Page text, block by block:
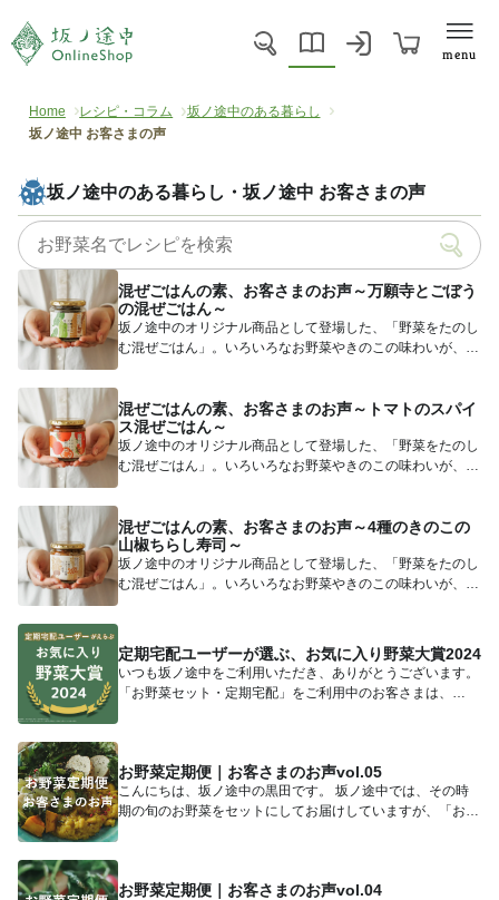
menu
Home レシピ・コラム
坂ノ途中のある暮らし
坂ノ途中 お客さまの声
坂ノ途中のある暮らし・坂ノ途中 お客さまの声
混ぜごはんの素、お客さまのお声～万願寺とごぼう
の混ぜごはん～
坂ノ途中のオリジナル商品として登場した、「野菜をたのし
む混ぜごはん」。いろいろなお野菜やきのこの味わいが、一
瓶にたっぷり...
混ぜごはんの素、お客さまのお声～トマトのスパイ
ス混ぜごはん～
坂ノ途中のオリジナル商品として登場した、「野菜をたのし
む混ぜごはん」。いろいろなお野菜やきのこの味わいが、一
瓶にたっぷり...
混ぜごはんの素、お客さまのお声～4種のきのこの
山椒ちらし寿司～
坂ノ途中のオリジナル商品として登場した、「野菜をたのし
む混ぜごはん」。いろいろなお野菜やきのこの味わいが、一
瓶にたっぷり...
定期宅配ユーザーが選ぶ、お気に入り野菜大賞2024
いつも坂ノ途中をご利用いただき、ありがとうございます。
「お野菜セット・定期宅配」をご利用中のお客さまは、
お野菜定期便｜お客さまのお声vol.05
こんにちは、坂ノ途中の黒田です。 坂ノ途中では、その時
期の旬のお野菜をセットにしてお届けしていますが、「おま
かせのセッ...
お野菜定期便｜お客さまのお声vol.04